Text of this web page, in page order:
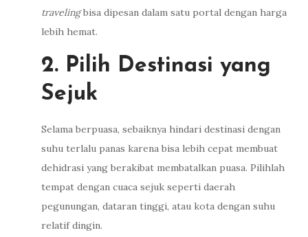
travelingbisa dipesan dalam satu portal dengan harga
lebih hemat.
2. Pilih Destinasi yang
Sejuk
Selama berpuasa, sebaiknya hindari destinasi dengan
suhu terlalu panas karena bisa lebih cepat membuat
dehidrasi yang berakibat membatalkan puasa. Pilihlah
tempat dengan cuaca sejuk seperti daerah
pegunungan, dataran tinggi, atau kota dengan suhu
relatif dingin.